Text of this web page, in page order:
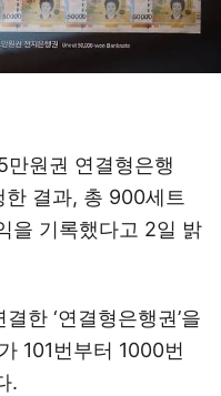
만원권 연결형은행
한 결과, 총 900세트
을 기록했다고 2일 밝
한 ‘연결형은행권’을
101번부터 1000번
.